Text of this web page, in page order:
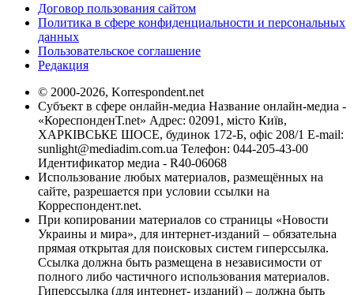
Договор пользования сайтом
Политика в сфере конфиденциальности и персональных
данных
Пользовательское соглашение
Редакция
© 2000-2026, Korrespondent.net
Субъект в сфере онлайн-медиа Название онлайн-медиа -
«КореспонденТ.net» Адрес: 02091, місто Київ,
ХАРКІВСЬКЕ ШОСЕ, будинок 172-Б, офіс 208/1 E-mail:
sunlight@mediadim.com.ua Телефон: 044-205-43-00
Идентификатор медиа - R40-06068
Использование любых материалов, размещённых на
сайте, разрешается при условии ссылки на
Корреспондент.net.
При копировании материалов со страницы «Новости
Украины и мира», для интернет-изданий – обязательна
прямая открытая для поисковых систем гиперссылка.
Ссылка должна быть размещена в независимости от
полного либо частичного использования материалов.
Гиперссылка (для интернет- изданий) – должна быть